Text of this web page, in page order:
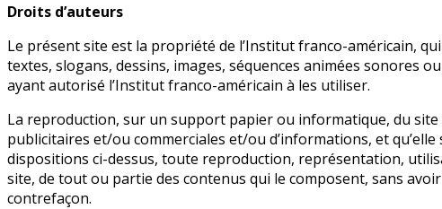
Droits d’auteurs
Le présent site est la propriété de l’Institut franco-américain,
textes, slogans, dessins, images, séquences animées sonores
ayant autorisé l’Institut franco-américain à les utiliser.
La reproduction, sur un support papier ou informatique, du
publicitaires et/ou commerciales et/ou d’informations, et
dispositions ci-dessus, toute reproduction, représentation,
site, de tout ou partie des contenus qui le composent, sans
contrefaçon.